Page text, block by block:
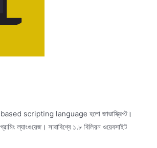
based scripting language হলো জাভাস্ক্রিপ্ট।
ল্যাংগুয়েজ। সারাবিশ্বে ১.৮ বিলিয়ন ওয়েবসাইট